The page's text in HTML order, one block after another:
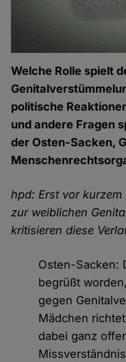
Welche Rolle spielt
politische
und andere Fragen
der Osten-Sacken,
hpd: Erst vor
zur weiblichen
kritisieren diese
Osten-Sacken:
begrüßt
gegen
Mädchen
dabei ganz